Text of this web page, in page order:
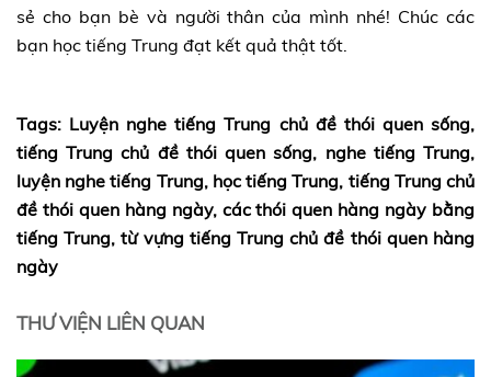
sẻ cho bạn bè và người thân của mình nhé! Chúc các
bạn học tiếng Trung đạt kết quả thật tốt.
Tags: Luyện nghe tiếng Trung chủ đề thói quen sống,
tiếng Trung chủ đề thói quen sống, nghe tiếng Trung,
luyện nghe tiếng Trung, học tiếng Trung, tiếng Trung chủ
đề thói quen hàng ngày, các thói quen hàng ngày bằng
tiếng Trung, từ vựng tiếng Trung chủ đề thói quen hàng
ngày
THƯ VIỆN LIÊN QUAN